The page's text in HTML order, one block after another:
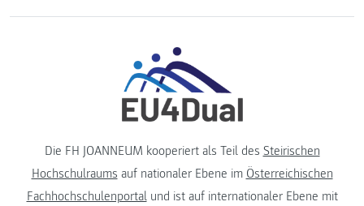
Die FH JOANNEUM kooperiert als Teil des Steirischen
Hochschulraums auf nationaler Ebene im Österreichischen
Fachhochschulenportalund ist auf internationaler Ebene mit